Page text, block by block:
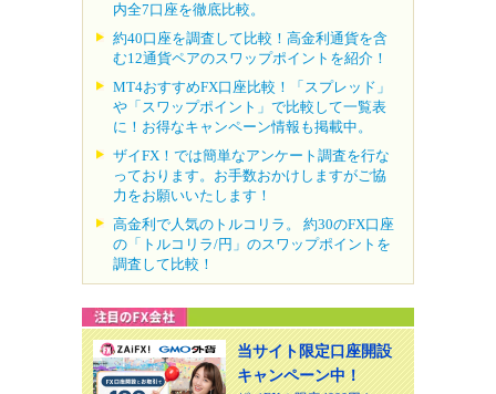
内全7口座を徹底比較。
約40口座を調査して比較！高金利通貨を含
む12通貨ペアのスワップポイントを紹介！
MT4おすすめFX口座比較！「スプレッド」
や「スワップポイント」で比較して一覧表
に！お得なキャンペーン情報も掲載中。
ザイFX！では簡単なアンケート調査を行な
っております。お手数おかけしますがご協
力をお願いいたします！
高金利で人気のトルコリラ。 約30のFX口座
の「トルコリラ/円」のスワップポイントを
調査して比較！
当サイト限定口座開設
キャンペーン中！